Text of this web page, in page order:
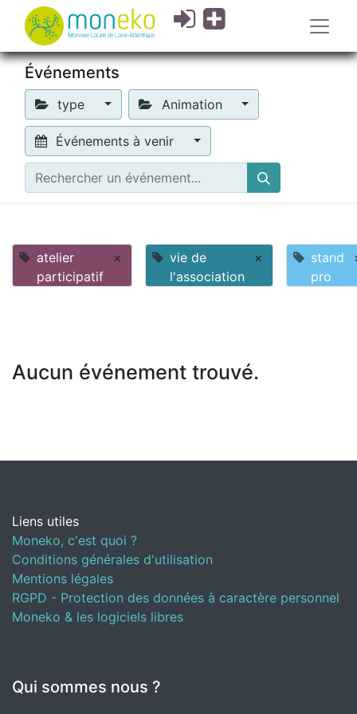
Événements
type Animation
Événements à venir
atelier
participatif
×
vie de
l'association
×
stand
pro
Aucun événement trouvé.
Liens utiles
Moneko, c'est quoi ?
Conditions générales d'utilisation
Mentions légales
RGPD - Protection des données à caractère personnel
Moneko & les logiciels libres
Qui sommes nous ?